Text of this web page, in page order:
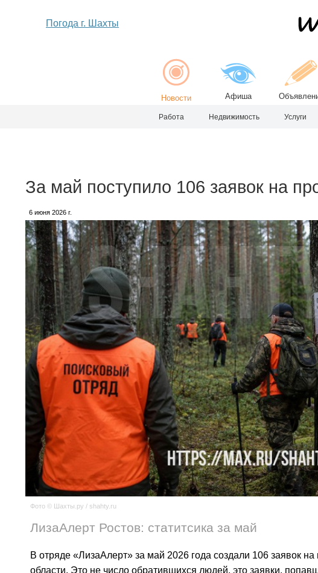
Погода г. Шахты
Новости Афиша
Работа Недвижимость Услуги
За май поступило 106 заявок на
6 июня 2026 г.
Фото © Шахты.ру / shahty.ru
ЛизаАлерт Ростов: статитсика за май
В отряде «ЛизаАлерт» за май 2026 года создали 106 заявок
области. Это не число обратившихся людей, это заявки,